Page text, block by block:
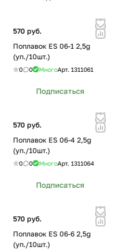
570 руб.
Поплавок ES 06-1 2,5g
(уп./10шт.)
0 0 МногоАрт. 1311061
Подписаться
570 руб.
Поплавок ES 06-4 2,5g
(уп./10шт.)
0 0 МногоАрт. 1311064
Подписаться
570 руб.
Поплавок ES 06-6 2,5g
(уп./10шт.)